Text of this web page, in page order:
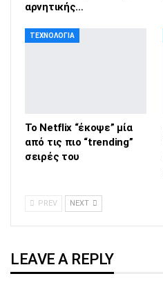
αρνητικής…
ΤΕΧΝΟΛΟΓΊΑ
Το Netflix “έκοψε” μία
από τις πιο “trending”
σειρές του
PREV NEXT
LEAVE A REPLY